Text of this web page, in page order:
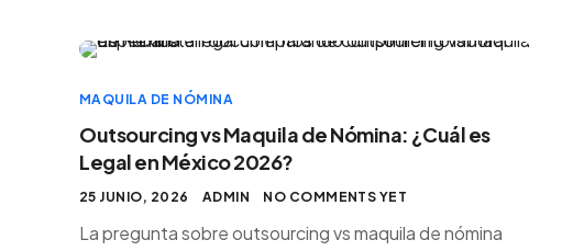
MAQUILA DE NÓMINA
Outsourcing vs Maquila de Nómina: ¿Cuál es
Legal en México 2026?
25 JUNIO, 2026 ADMIN NO COMMENTS YET
La pregunta sobre outsourcing vs maquila de nómina